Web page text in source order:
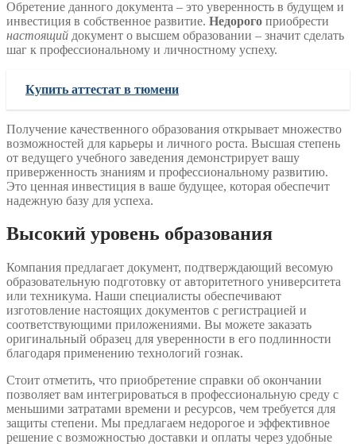
Обретение данного документа – это уверенность в будущем и
инвестиция в собственное развитие. Недорого приобрести
настоящий документ о высшем образовании – значит сделать
шаг к профессиональному и личностному успеху.
Купить аттестат в тюмени
Получение качественного образования открывает множество
возможностей для карьеры и личного роста. Высшая степень
от ведущего учебного заведения демонстрирует вашу
приверженность знаниям и профессиональному развитию.
Это ценная инвестиция в ваше будущее, которая обеспечит
надежную базу для успеха.
Высокий уровень образования
Компания предлагает документ, подтверждающий весомую
образовательную подготовку от авторитетного университета
или техникума. Наши специалисты обеспечивают
изготовление настоящих документов с регистрацией и
соответствующими приложениями. Вы можете заказать
оригинальный образец для уверенности в его подлинности
благодаря применению технологий гознак.
Стоит отметить, что приобретение справки об окончании
позволяет вам интегрироваться в профессиональную среду с
меньшими затратами времени и ресурсов, чем требуется для
защиты степени. Мы предлагаем недорогое и эффективное
решение с возможностью доставки и оплаты через удобные